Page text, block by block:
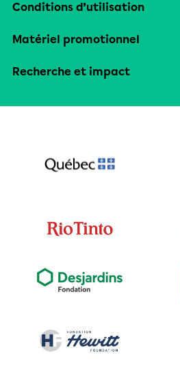
Conditions d’utilisation
Matériel promotionnel
Recherche et impact